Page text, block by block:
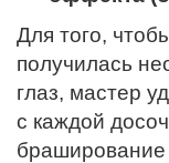
Для того,
получилась
глаз, мастер
с каждой
браширование